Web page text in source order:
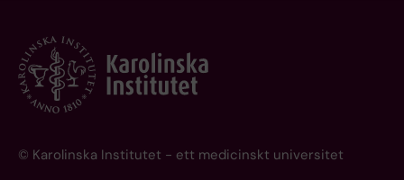
© Karolinska Institutet - ett medicinskt universitet